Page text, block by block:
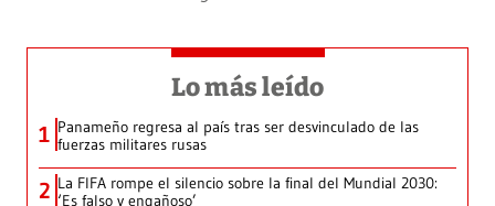
Lo más leído
1 Panameño regresa al país tras ser desvinculado de las
fuerzas militares rusas
2 La FIFA rompe el silencio sobre la final del Mundial 2030:
‘Es falso y engañoso’